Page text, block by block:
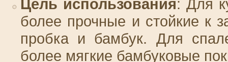
Цель использования: Для
более прочные и стойкие к
пробка и бамбук. Для
более мягкие бамбуковые